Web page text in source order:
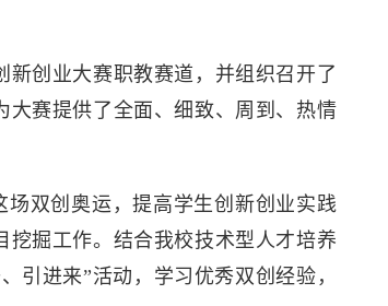
新创业大赛职教赛道，并组织召开了
赛提供了全面、细致、周到、热情
双创奥运，提高学生创新创业实践
掘工作。结合我校技术型人才培养
引进来”活动，学习优秀双创经验，